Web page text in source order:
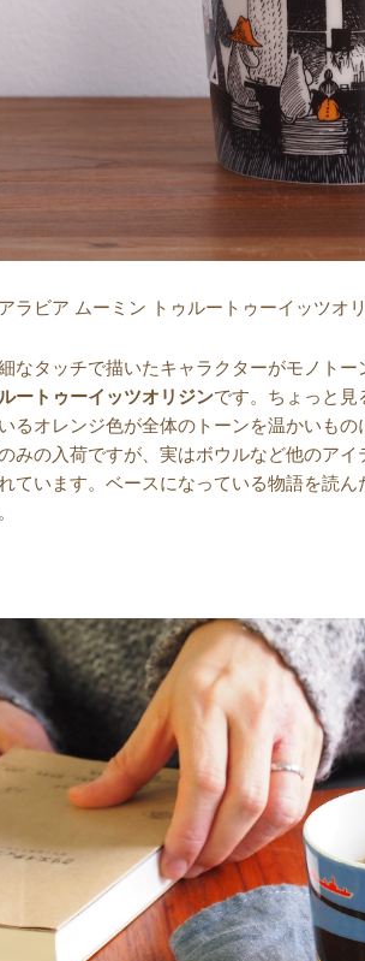
アラビア ムーミン トゥルートゥーイッツオ
なタッチで描いたキャラクターがモノト
ートゥーイッツオリジンです。ちょっと見
るオレンジ色が全体のトーンを温かいも
みの入荷ですが、実はボウルなど他のア
ています。ベースになっている物語を読